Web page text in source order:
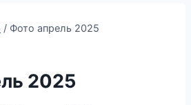
/ Фото апрель 2025
2025